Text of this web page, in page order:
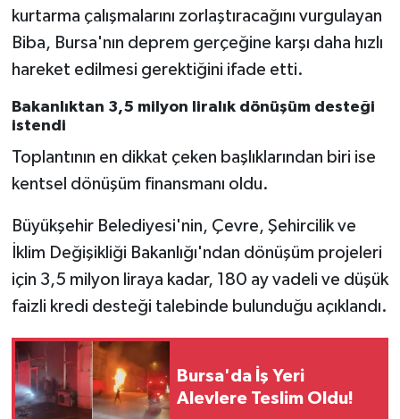
kurtarma çalışmalarını zorlaştıracağını vurgulayan
Biba, Bursa'nın deprem gerçeğine karşı daha hızlı
hareket edilmesi gerektiğini ifade etti.
Bakanlıktan 3,5 milyon liralık dönüşüm desteği
istendi
Toplantının en dikkat çeken başlıklarından biri ise
kentsel dönüşüm finansmanı oldu.
Büyükşehir Belediyesi'nin, Çevre, Şehircilik ve
İklim Değişikliği Bakanlığı'ndan dönüşüm projeleri
için 3,5 milyon liraya kadar, 180 ay vadeli ve düşük
faizli kredi desteği talebinde bulunduğu açıklandı.
Bursa'da İş Yeri
Alevlere Teslim Oldu!